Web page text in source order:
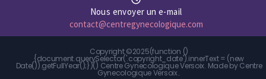
Nous envoyer un e-mail
contact@centregynecologique.com
Copyright ©2025(function ()
{document.querySelector('.copyright_date').innerText = (new
Date()).getFullYear();})() Centre Gynecologique Versoix. Made byCentre
Gynecologique Versoix..